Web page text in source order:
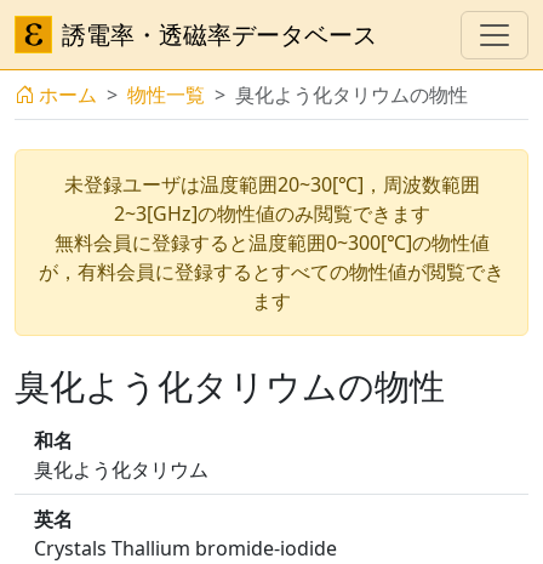
誘電率・透磁率データベース
ホーム 物性一覧 臭化よう化タリウムの物性
未登録ユーザは温度範囲20~30[℃]，周波数範囲
2~3[GHz]の物性値のみ閲覧できます
無料会員に登録すると温度範囲0~300[℃]の物性値
が，有料会員に登録するとすべての物性値が閲覧でき
ます
臭化よう化タリウムの物性
和名
臭化よう化タリウム
英名
Crystals Thallium bromide-iodide